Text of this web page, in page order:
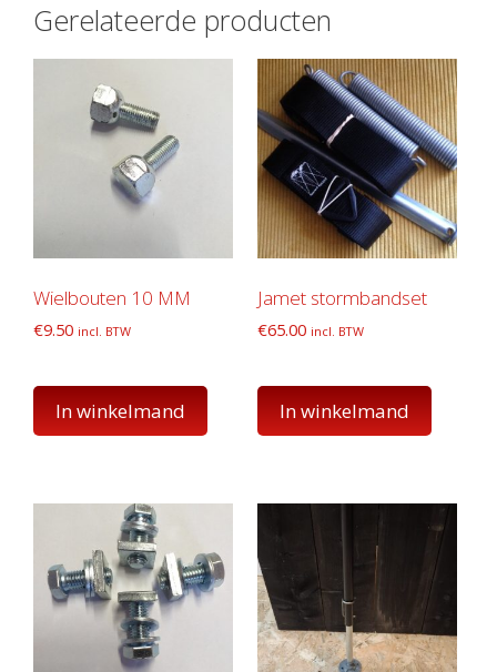
Gerelateerde producten
Wielbouten 10 MM
€9.50 incl. BTW
In winkelmand
Jamet stormbandset
€65.00 incl. BTW
In winkelmand